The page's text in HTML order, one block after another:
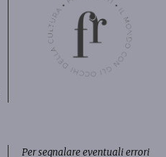
Per segnalare eventuali errori